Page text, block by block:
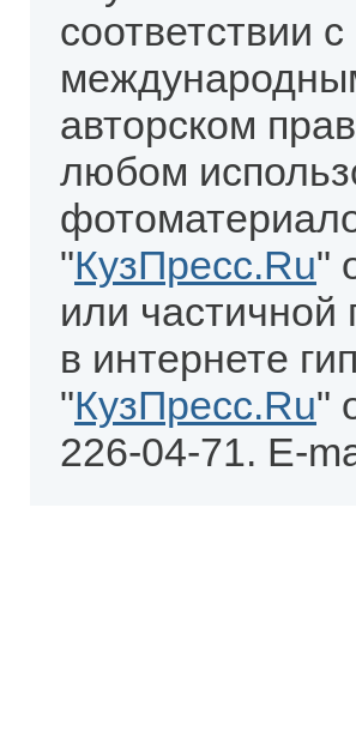
соответствии
авторском
любом
"КузПресс.Ru"
или частичной
в интернете
"КузПресс.Ru"
226-04-71. E-